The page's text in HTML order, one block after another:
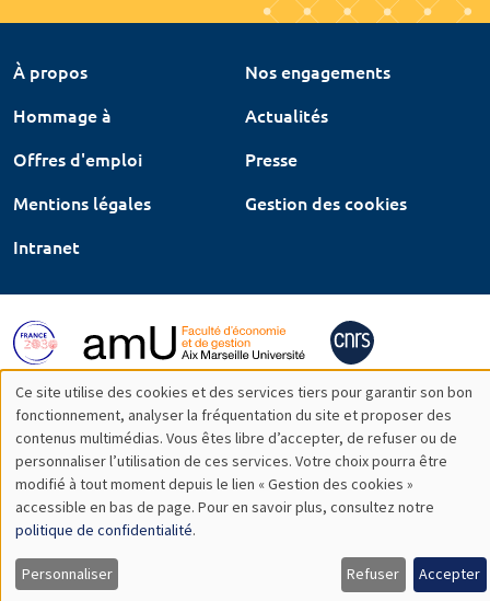
À propos
Nos engagements
Hommage à
Actualités
Offres d'emploi
Presse
Mentions légales
Gestion des cookies
Intranet
Utilisation
des
données
personnelles
et
Ce site utilise des cookies et des services tiers pour garantir son bon
fonctionnement, analyser la fréquentation du site et proposer des
contenus multimédias. Vous êtes libre d’accepter, de refuser ou de
personnaliser l’utilisation de ces services. Votre choix pourra être
modifié à tout moment depuis le lien « Gestion des cookies »
accessible en bas de page. Pour en savoir plus, consultez notre
politique de confidentialité.
Personnaliser Refuser Accepter